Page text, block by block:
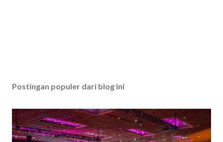
Postingan populer dari blog ini